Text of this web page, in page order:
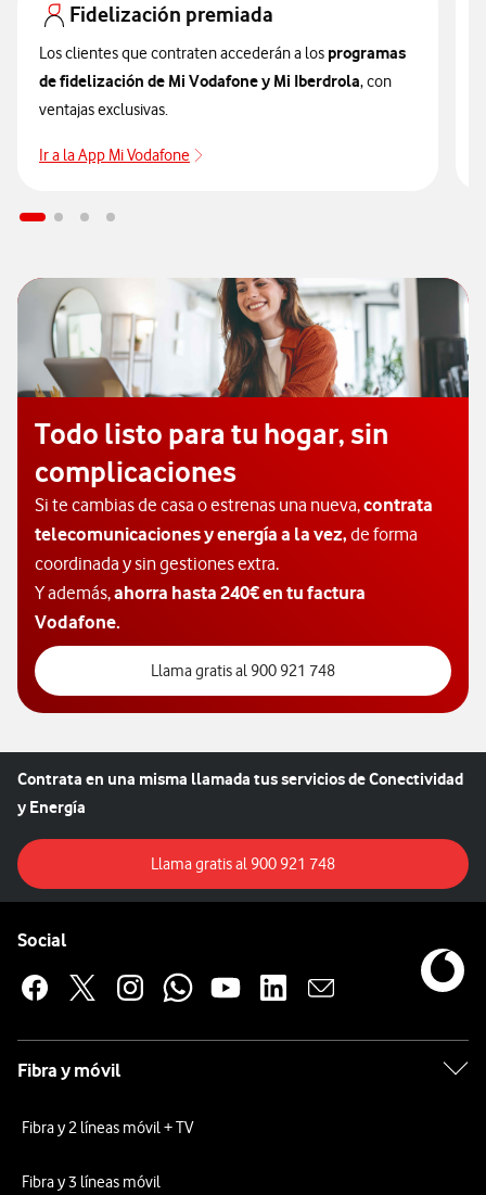
Fidelización premiada
Los clientes que contraten accederán a los programas
de fidelización de Mi Vodafone y Mi Iberdrola, con
ventajas exclusivas.
Ir a la App Mi Vodafone
Todo listo para tu hogar, sin
complicaciones
Si te cambias de casa o estrenas una nueva,contrata
telecomunicaciones y energía a la vez, de forma
coordinada y sin gestiones extra.
Y además,ahorra hasta 240€ en tu factura
Vodafone.​
Llama gratis al 900 921 748Llama gratis al
Contrata en una misma llamada tus servicios de Conectividad
y Energía
Llama gratis al 900 921 748Llama gratis al 9XX
Social
Fibra y móvil
Fibra y 2 líneas móvil + TV
Fibra y 3 líneas móvil